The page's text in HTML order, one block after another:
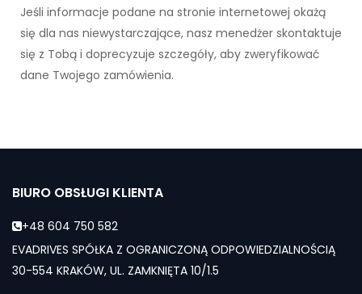
Jeśli informacje podane na stronie internetowej okażą
się dla nas niewystarczające, nasz menedżer skontaktuje
się z Tobą i doprecyzuje szczegóły, aby zweryfikować
dane Twojego zamówienia.
BIURO OBSŁUGI KLIENTA
+48 604 750 582
EVADRIVES SPÓŁKA Z OGRANICZONĄ ODPOWIEDZIALNOŚCIĄ
30-554 KRAKÓW, UL. ZAMKNIĘTA 10/1.5